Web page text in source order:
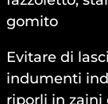
gomito
Evitare di
indumenti
riporli in zaini